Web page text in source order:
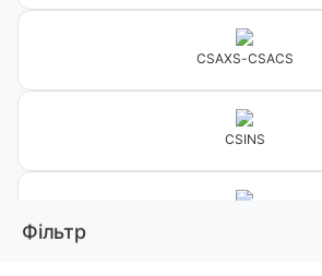
Фільтр
CSAXS-CSACS
CSINS